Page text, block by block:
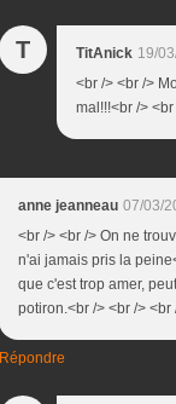
T TitAnick 19/
<br /> <br />
mal!!!<br />
anne jeanneau 07/03/
<br /> <br /> On ne
n'ai jamais pris la
que c'est trop amer,
potiron.<br /> <br /> <br
Répondre